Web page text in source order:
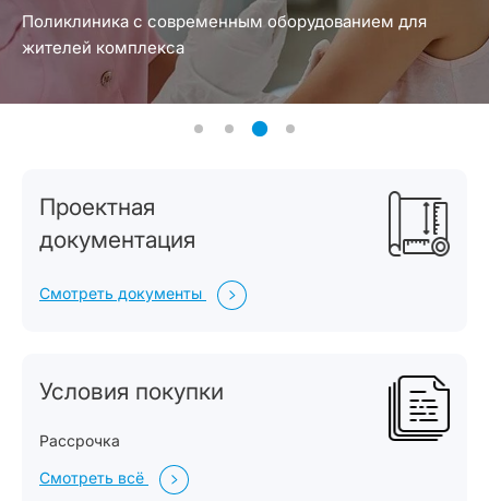
Поликлиника с современным оборудованием для
жителей комплекса
Проектная
документация
Смотреть документы
Условия покупки
Рассрочка
Смотреть всё